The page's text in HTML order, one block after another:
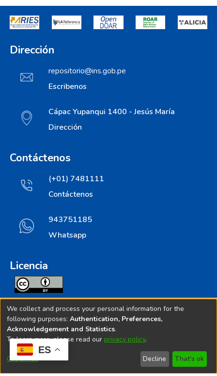
ES
Dirección
repositorio@ins.gob.pe
Escribenos
Cápac Yupanqui 1400 - Jesús María
Dirección
Contáctenos
(+01) 7481111
Contáctenos
943751185
Whatsapp
Licencia
Todos los contenidos de repositorio.ins.gob.pe estan
licenciados bajo
Creative Commoms License
© 2025. Instituto Nacional de Salud - Implementado por
We collect and process your personal information for the
following purposes: Authentication, Preferences,
Acknowledgement and Statistics.
To learn more, please read our privacy policy.
Customize Decline That's ok